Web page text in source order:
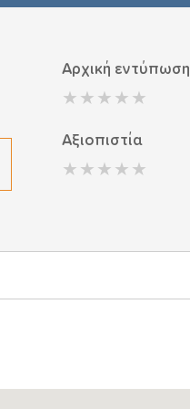
Αρχική εντύπωση
Αξιοπιστία